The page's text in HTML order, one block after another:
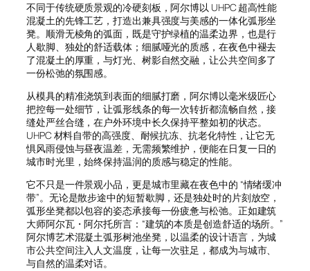
不同于传统硬质景观的冷硬刻板，阿尔博以 UHPC 超高性能
混凝土的先锋工艺，打造出兼具强度与美感的一体化弧形坐
凳。顺滑无棱角的弧面，既是守护绿植的温柔边界，也是行
人歇脚、独处的舒适载体；细腻哑光的质感，在夜色中褪去
了混凝土的厚重，与灯光、树影自然交融，让公共空间多了
一份松弛的氛围感。
从模具的精准浇筑到表面的细腻打磨，阿尔博以毫米级匠心
把控每一处细节，让弧形线条的每一次转折都流畅自然，接
缝处严丝合缝，在户外环境中长久保持平整如初的状态。
UHPC 材料自带的高强度、耐候抗冻、抗老化特性，让它无
惧风雨侵蚀与昼夜温差，无需频繁维护，便能在日复一日的
城市时光里，始终保持温润的质感与稳定的性能。
它不只是一件景观小品，更是城市里藏在夜色中的 “情绪缓冲
带”。无论是散步途中的短暂歇脚，还是独处时的片刻放空，
弧形坐凳都以包容的姿态承接每一份疲惫与松弛。正如建筑
大师阿尔瓦・阿尔托所言：“建筑的本质是创造舒适的场所。”
阿尔博艺术混凝土弧形树池坐凳，以温柔的设计语言，为城
市公共空间注入人文温度，让每一次驻足，都成为与城市、
与自然的温柔对话。